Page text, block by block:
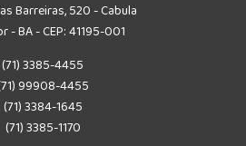
Barreiras, 520 - Cabula
- BA - CEP: 41195-001
(71) 3385-4455
99908-4455
(71) 3384-1645
(71) 3385-1170